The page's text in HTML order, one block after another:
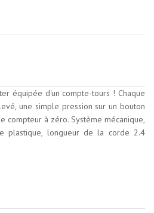
équipée d'un compte-tours ! Chaque
une simple pression sur un bouton
compteur à zéro. Système mécanique,
plastique, longueur de la corde 2.4